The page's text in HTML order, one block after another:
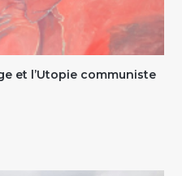
et l’Utopie communiste